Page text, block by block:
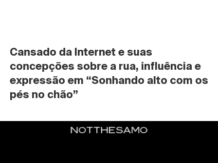
Cansado da Internet e suas
concepções sobre a rua, influência e
expressão em “Sonhando alto com os
pés no chão”